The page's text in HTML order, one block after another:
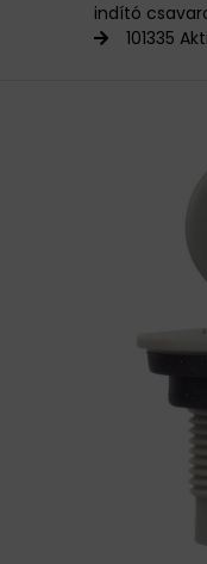
CSAPÁGYAK
indító
101335